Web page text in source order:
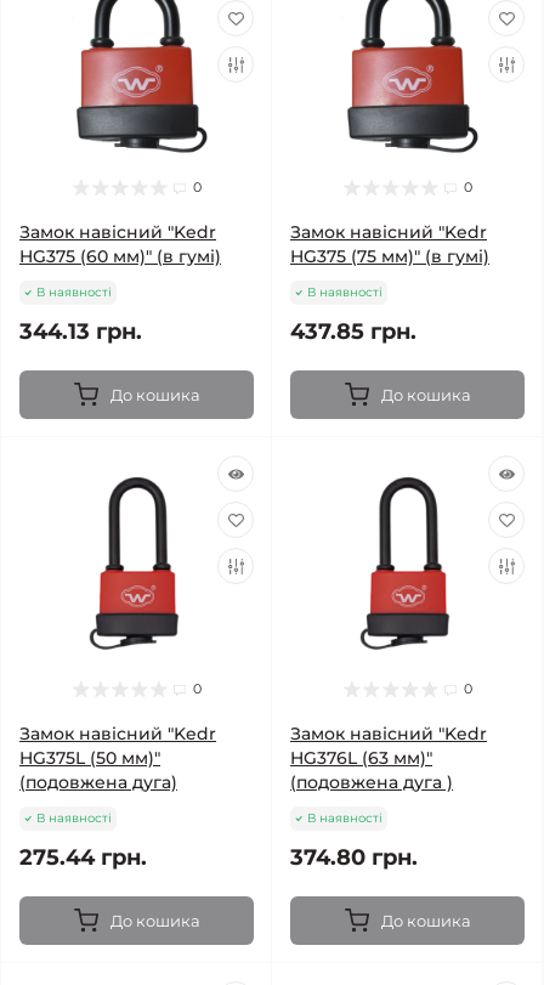
0
Замок навісний "Kedr
HG375 (60 мм)" (в гумі)
В наявності
344.13 грн.
До кошика
0
Замок навісний "Kedr
HG375 (75 мм)" (в гумі)
В наявності
437.85 грн.
До кошика
0
Замок навісний "Kedr
HG375L (50 мм)"
(подовжена дуга)
В наявності
275.44 грн.
До кошика
0
Замок навісний "Kedr
HG376L (63 мм)"
(подовжена дуга )
В наявності
374.80 грн.
До кошика